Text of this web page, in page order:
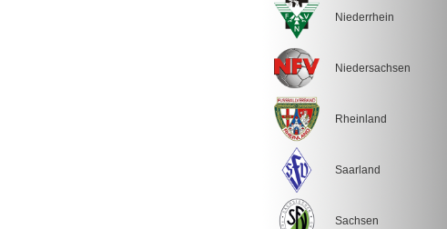
Niederrhein
Niedersachsen
Rheinland
Saarland
Sachsen